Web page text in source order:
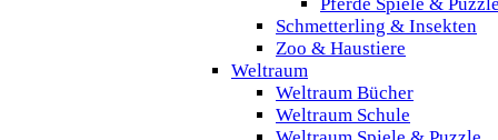
Schmetterling & Insekten
Zoo & Haustiere
Weltraum
Weltraum Bücher
Weltraum Schule